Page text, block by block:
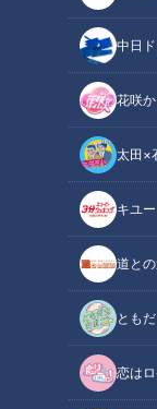
中日
花咲
太田×
キユ
道と
とも
恋はロ
CBCテレビ野球中継「
中日ドラ
燃えドラ
CBCテレビ野球
川上・井端のすべ